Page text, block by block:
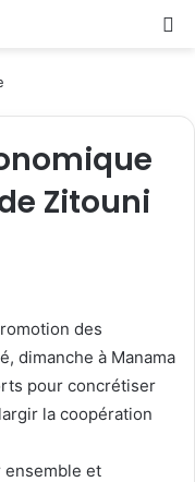
Zitouni
des
dimanche à Manama
pour concrétiser
la coopération
ensemble et